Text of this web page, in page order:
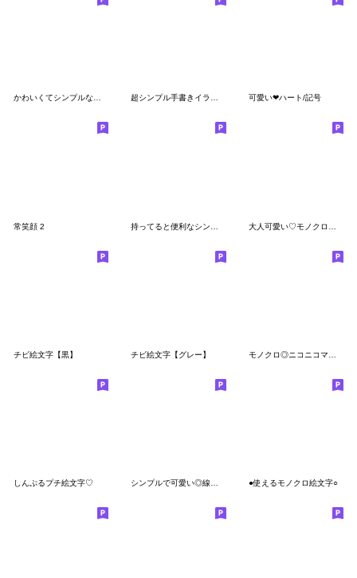
かわいくてシンプルな絵文字 超シンプル手書きイラスト 可愛い❤︎ハート/記号
常笑顔 2
チビ絵文字【黒】 チビ絵文字【グレー】
しんぷるプチ絵文字♡ シンプルで可愛い◎線画顔文字 2 ●使えるモノクロ絵文字○